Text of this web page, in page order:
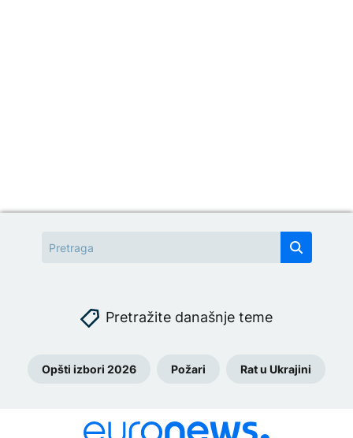
Pretražite današnje teme
Opšti izbori 2026 Požari Rat u Ukrajini